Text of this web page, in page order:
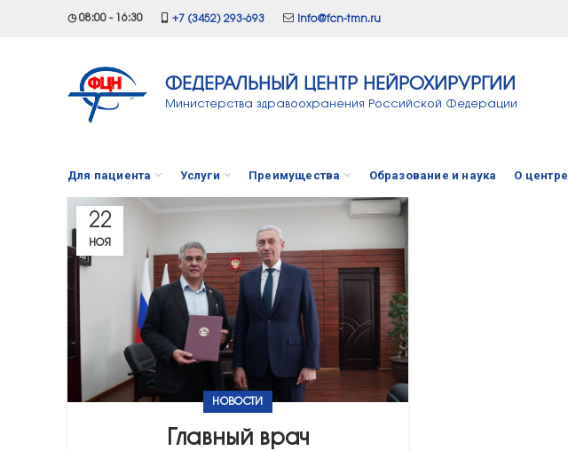
◷ 08:00 - 16:30 +7 (3452) 293-693 info@fcn-tmn.ru
ФЕДЕРАЛЬНЫЙ ЦЕНТР НЕЙРОХИРУРГИИ
Министерства здравоохранения Российской Федерации
Для пациента Услуги Преимущества Образование и наука О центре
22
НОЯ
НОВОСТИ
Главный врач